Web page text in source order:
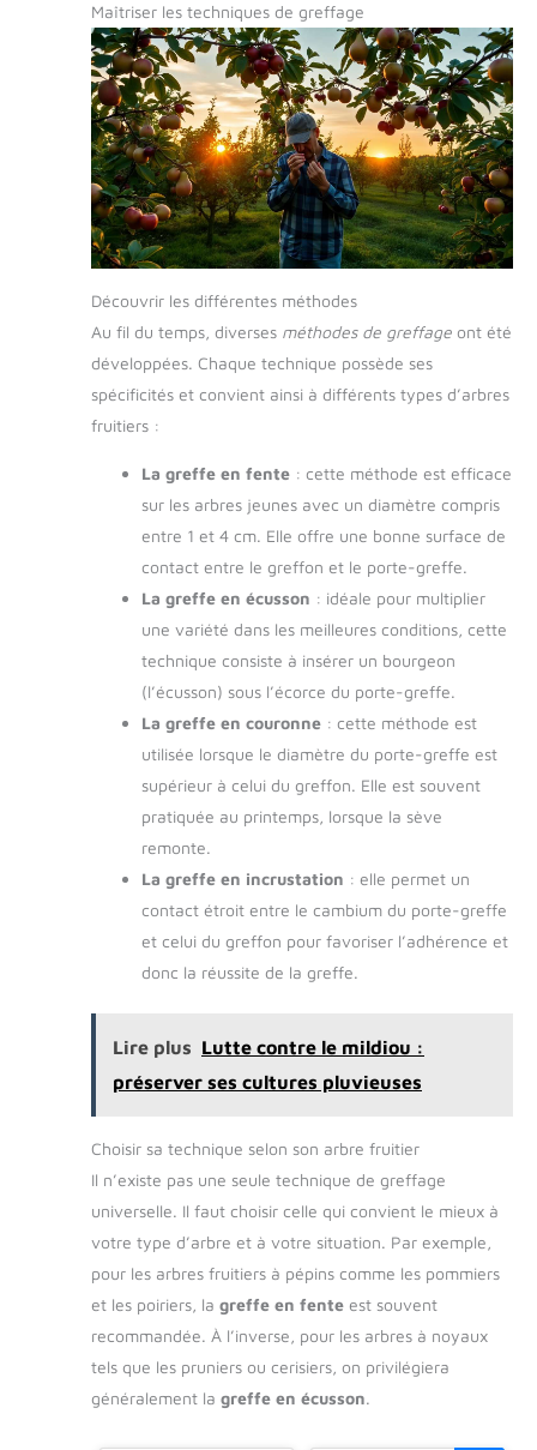
Maîtriser les techniques de greffage
Découvrir les différentes méthodes
Au fil du temps, diverses méthodes de greffage ont été
développées. Chaque technique possède ses
spécificités et convient ainsi à différents types d’arbres
fruitiers :
La greffe en fente : cette méthode est efficace
sur les arbres jeunes avec un diamètre compris
entre 1 et 4 cm. Elle offre une bonne surface de
contact entre le greffon et le porte-greffe.
La greffe en écusson : idéale pour multiplier
une variété dans les meilleures conditions, cette
technique consiste à insérer un bourgeon
(l’écusson) sous l’écorce du porte-greffe.
La greffe en couronne : cette méthode est
utilisée lorsque le diamètre du porte-greffe est
supérieur à celui du greffon. Elle est souvent
pratiquée au printemps, lorsque la sève
remonte.
La greffe en incrustation : elle permet un
contact étroit entre le cambium du porte-greffe
et celui du greffon pour favoriser l’adhérence et
donc la réussite de la greffe.
Lire plus Lutte contre le mildiou :
préserver ses cultures pluvieuses
Choisir sa technique selon son arbre fruitier
Il n’existe pas une seule technique de greffage
universelle. Il faut choisir celle qui convient le mieux à
votre type d’arbre et à votre situation. Par exemple,
pour les arbres fruitiers à pépins comme les pommiers
et les poiriers, la greffe en fente est souvent
recommandée. À l’inverse, pour les arbres à noyaux
tels que les pruniers ou cerisiers, on privilégiera
généralement la greffe en écusson.